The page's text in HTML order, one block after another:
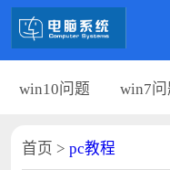
win10问题 win7问
首页 > pc教程